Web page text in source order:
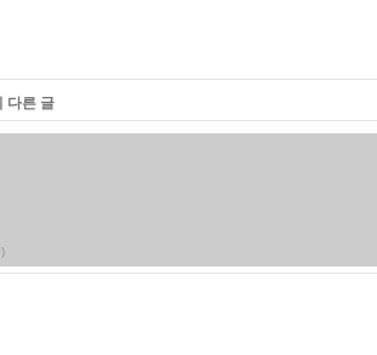
다른 글